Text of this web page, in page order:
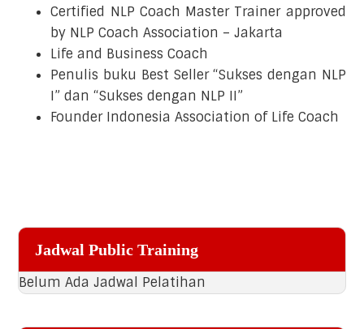
Certified NLP Coach Master Trainer approved
by NLP Coach Association – Jakarta
Life and Business Coach
Penulis buku Best Seller “Sukses dengan NLP
I” dan “Sukses dengan NLP II”
Founder Indonesia Association of Life Coach
Primary
Sidebar
Jadwal Public Training
Belum Ada Jadwal Pelatihan